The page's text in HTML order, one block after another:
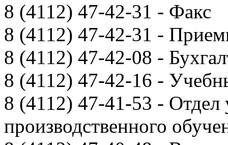
8 (4112) 47-42-31 - Факс
8 (4112) 47-42-31 -
8 (4112) 47-42-08 -
8 (4112) 47-42-16 -
8 (4112) 47-41-53 - Отдел
производственного